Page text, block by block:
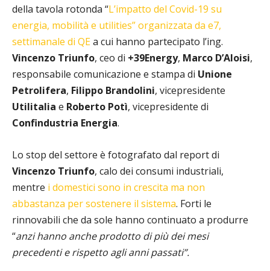
della tavola rotonda “L’impatto del Covid-19 su
energia, mobilità e utilities” organizzata da e7,
settimanale di QEa cui hanno partecipato l’ing.
Vincenzo Triunfo, ceo di +39Energy, Marco D’Aloisi,
responsabile comunicazione e stampa di Unione
Petrolifera, Filippo Brandolini, vicepresidente
Utilitalia e Roberto Potì, vicepresidente di
Confindustria Energia.
Lo stop del settore è fotografato dal report di
Vincenzo Triunfo, calo dei consumi industriali,
mentre i domestici sono in crescita ma non
abbastanza per sostenere il sistema. Forti le
rinnovabili che da sole hanno continuato a produrre
“anzi hanno anche prodotto di più dei mesi
precedenti e rispetto agli anni passati”.